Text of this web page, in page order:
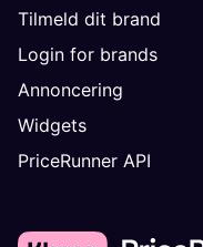
Tilmeld dit brand
Login for brands
Annoncering
Widgets
PriceRunner API